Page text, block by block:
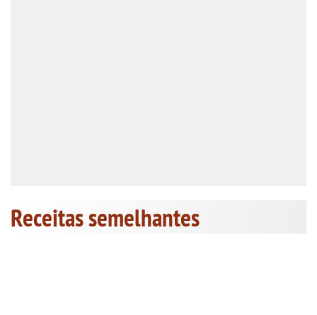
Receitas semelhantes